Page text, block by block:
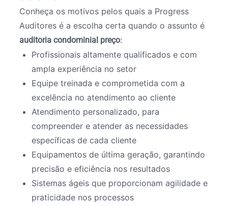
Conheça os motivos pelos quais a Progress
Auditores é a escolha certa quando o assunto é
auditoria condominial preço:
Profissionais altamente qualificados e com
ampla experiência no setor
Equipe treinada e comprometida com a
excelência no atendimento ao cliente
Atendimento personalizado, para
compreender e atender as necessidades
específicas de cada cliente
Equipamentos de última geração, garantindo
precisão e eficiência nos resultados
Sistemas ágeis que proporcionam agilidade e
praticidade nos processos